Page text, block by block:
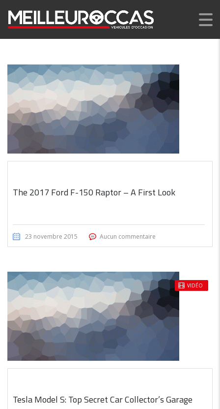
The 2017 Ford F-150 Raptor – A First Look
23 novembre 2015 Aucun commentaire
VIDÉO
ARTICLE ADHÉSIF
Tesla Model S: Top Secret Car Collector’s Garage